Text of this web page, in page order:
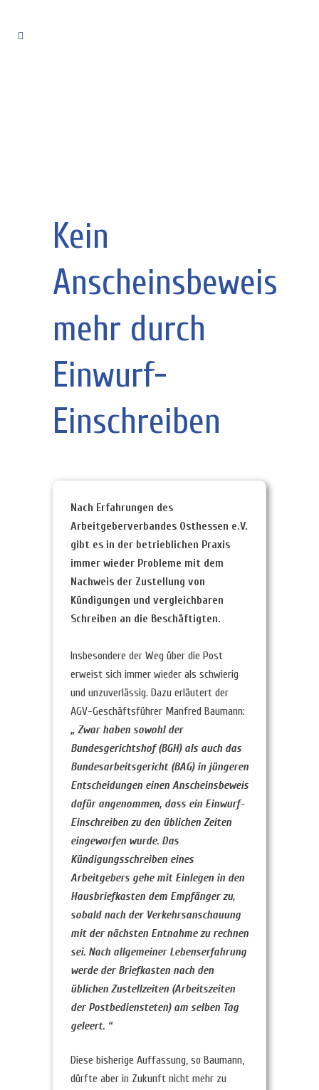
Kein
Anscheinsbeweis
mehr durch
Einwurf-
Einschreiben
Nach Erfahrungen des
Arbeitgeberverbandes Osthessen e.V.
gibt es in der betrieblichen Praxis
immer wieder Probleme mit dem
Nachweis der Zustellung von
Kündigungen und vergleichbaren
Schreiben an die Beschäftigten.
Insbesondere der Weg über die Post
erweist sich immer wieder als schwierig
und unzuverlässig. Dazu erläutert der
AGV-Geschäftsführer Manfred Baumann:
„ Zwar haben sowohl der
Bundesgerichtshof (BGH) als auch das
Bundesarbeitsgericht (BAG) in jüngeren
Entscheidungen einen Anscheinsbeweis
dafür angenommen, dass ein Einwurf-
Einschreiben zu den üblichen Zeiten
eingeworfen wurde. Das
Kündigungsschreiben eines
Arbeitgebers gehe mit Einlegen in den
Hausbriefkasten dem Empfänger zu,
sobald nach der Verkehrsanschauung
mit der nächsten Entnahme zu rechnen
sei. Nach allgemeiner Lebenserfahrung
werde der Briefkasten nach den
üblichen Zustellzeiten (Arbeitszeiten
der Postbediensteten) am selben Tag
geleert. “
Diese bisherige Auffassung, so Baumann,
dürfte aber in Zukunft nicht mehr zu